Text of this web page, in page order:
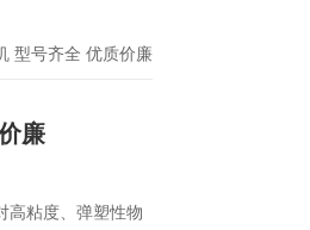
型号齐全 优质价廉
廉
高粘度、弹塑性物